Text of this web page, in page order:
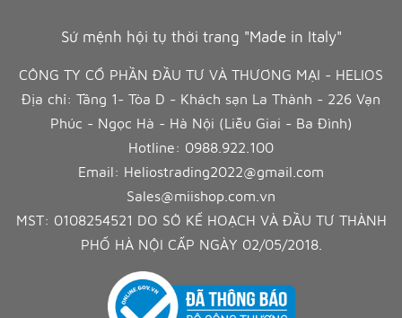
Sứ mệnh hội tụ thời trang "Made in Italy"
CÔNG TY CỔ PHẦN ĐẦU TƯ VÀ THƯƠNG MẠI - HELIOS
Địa chỉ: Tầng 1- Tòa D - Khách sạn La Thành - 226 Vạn
Phúc - Ngọc Hà - Hà Nội (Liễu Giai - Ba Đình)
Hotline: 0988.922.100
Email: Heliostrading2022@gmail.com
Sales@miishop.com.vn
MST: 0108254521 DO SỞ KẾ HOẠCH VÀ ĐẦU TƯ THÀNH
PHỐ HÀ NỘI CẤP NGÀY 02/05/2018.